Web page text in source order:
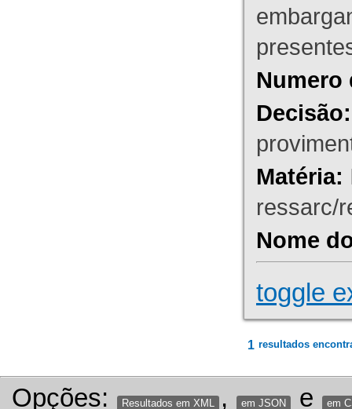
Numero
Decisão:
Matéria:
ressarc/
Nome
toggle
1 resultados
Opções: Resultados em XML , em JSON e em